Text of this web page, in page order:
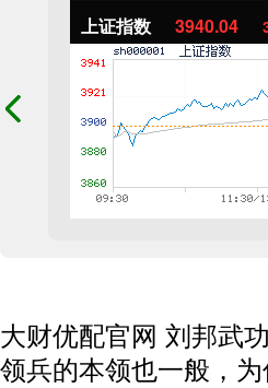
上证指数 3940.04
大财优配官网 刘邦武
领兵的本领也一般，